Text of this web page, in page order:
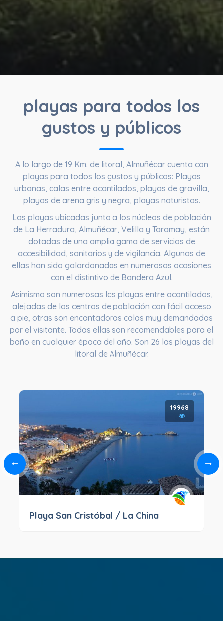
playas para todos los
gustos y públicos
A lo largo de 19 Km. de litoral , Almuñécar cuenta con
playas para todos los gustos y públicos: Playas
urbanas, calas entre acantilados, playas de gravilla,
playas de arena gris y negra, playas naturistas.
Las playas ubicadas junto a los núcleos de población
de La Herradura, Almuñécar, Velilla y Taramay, están
dotadas de una amplia gama de servicios de
accesibilidad, sanitarios y de vigilancia. Algunas de
ellas han sido galardonadas en numerosas ocasiones
con el distintivo de Bandera Azul.
Asimismo son numerosas las playas entre acantilados,
alejadas de los centros de población con fácil acceso
a pie, otras son encantadoras calas muy demandadas
por el visitante. Todas ellas son recomendables para el
baño en cualquier época del año. Son 26 las playas del
litoral de Almuñécar.
19968
Playa San Cristóbal / La China